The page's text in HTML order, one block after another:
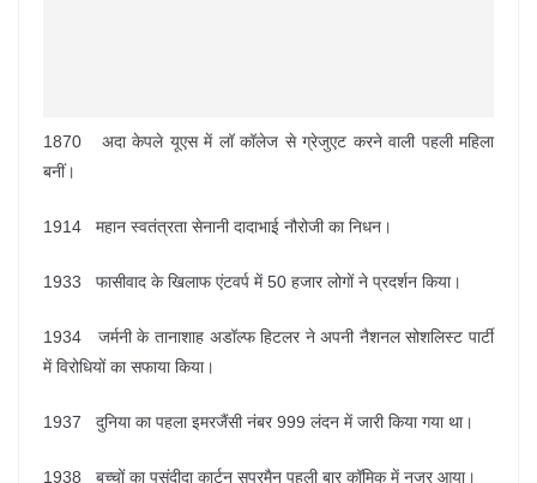
1870 अदा केपले यूएस में लॉ कॉलेज से ग्रेजुएट करने वाली पहली महिला
बनीं।
1914 महान स्वतंत्रता सेनानी दादाभाई नौरोजी का निधन।
1933 फासीवाद के खिलाफ एंटवर्प में 50 हजार लोगों ने प्रदर्शन किया।
1934 जर्मनी के तानाशाह अडॉल्फ हिटलर ने अपनी नैशनल सोशलिस्ट पार्टी
में विरोधियों का सफाया किया।
1937 दुनिया का पहला इमरजैंसी नंबर 999 लंदन में जारी किया गया था।
1938 बच्चों का पसंदीदा कार्टून सुपरमैन पहली बार कॉमिक में नजर आया।